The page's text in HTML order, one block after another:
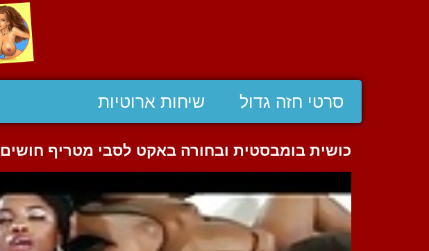
סרטי חזה גדול שיחות ארוטיות
כושית בומבסטית ובחורה באקט לסבי מטריף חושים